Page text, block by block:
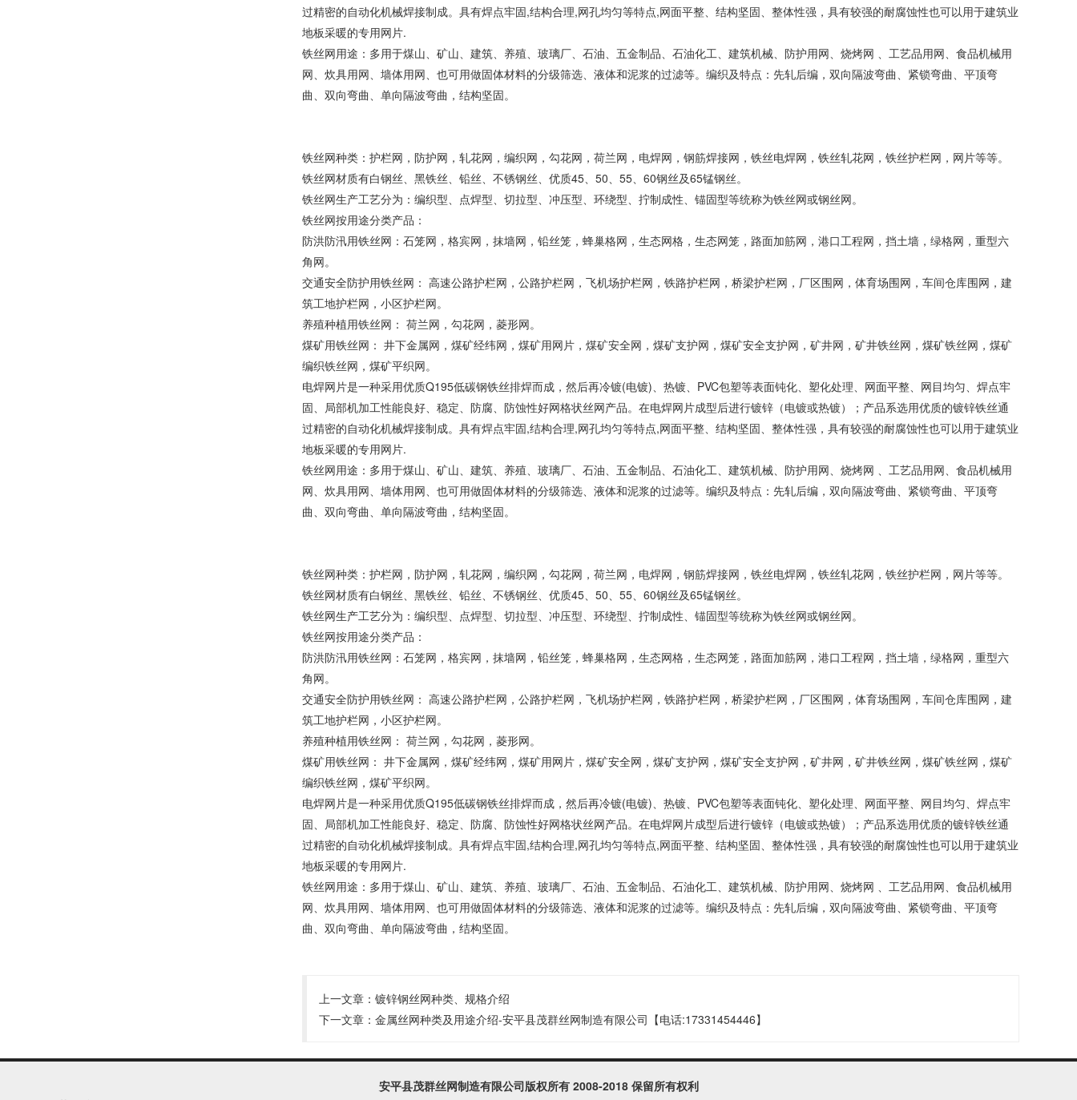
过精密的自动化机械焊接制成。具有焊点牢固,结构合理,网孔均匀等特点,网面平整、结构坚固、整体性强，具有较强的耐腐蚀性也可以用于建筑业
地板采暖的专用网片.
铁丝网用途：多用于煤山、矿山、建筑、养殖、玻璃厂、石油、五金制品、石油化工、建筑机械、防护用网、烧烤网 、工艺品用网、食品机械用
网、炊具用网、墙体用网、也可用做固体材料的分级筛选、液体和泥浆的过滤等。编织及特点：先轧后编，双向隔波弯曲、紧锁弯曲、平顶弯
曲、双向弯曲、单向隔波弯曲，结构坚固。
铁丝网种类：护栏网，防护网，轧花网，编织网，勾花网，荷兰网，电焊网，钢筋焊接网，铁丝电焊网，铁丝轧花网，铁丝护栏网，网片等等。
铁丝网材质有白钢丝、黑铁丝、铅丝、不锈钢丝、优质45、50、55、60钢丝及65锰钢丝。
铁丝网生产工艺分为：编织型、点焊型、切拉型、冲压型、环绕型、拧制成性、锚固型等统称为铁丝网或钢丝网。
铁丝网按用途分类产品：
防洪防汛用铁丝网：石笼网，格宾网，抹墙网，铅丝笼，蜂巢格网，生态网格，生态网笼，路面加筋网，港口工程网，挡土墙，绿格网，重型六
角网。
交通安全防护用铁丝网： 高速公路护栏网，公路护栏网，飞机场护栏网，铁路护栏网，桥梁护栏网，厂区围网，体育场围网，车间仓库围网，建
筑工地护栏网，小区护栏网。
养殖种植用铁丝网： 荷兰网，勾花网，菱形网。
煤矿用铁丝网： 井下金属网，煤矿经纬网，煤矿用网片，煤矿安全网，煤矿支护网，煤矿安全支护网，矿井网，矿井铁丝网，煤矿铁丝网，煤矿
编织铁丝网，煤矿平织网。
电焊网片是一种采用优质Q195低碳钢铁丝排焊而成，然后再冷镀(电镀)、热镀、PVC包塑等表面钝化、塑化处理、网面平整、网目均匀、焊点牢
固、局部机加工性能良好、稳定、防腐、防蚀性好网格状丝网产品。在电焊网片成型后进行镀锌（电镀或热镀）；产品系选用优质的镀锌铁丝通
过精密的自动化机械焊接制成。具有焊点牢固,结构合理,网孔均匀等特点,网面平整、结构坚固、整体性强，具有较强的耐腐蚀性也可以用于建筑业
地板采暖的专用网片.
铁丝网用途：多用于煤山、矿山、建筑、养殖、玻璃厂、石油、五金制品、石油化工、建筑机械、防护用网、烧烤网 、工艺品用网、食品机械用
网、炊具用网、墙体用网、也可用做固体材料的分级筛选、液体和泥浆的过滤等。编织及特点：先轧后编，双向隔波弯曲、紧锁弯曲、平顶弯
曲、双向弯曲、单向隔波弯曲，结构坚固。
铁丝网种类：护栏网，防护网，轧花网，编织网，勾花网，荷兰网，电焊网，钢筋焊接网，铁丝电焊网，铁丝轧花网，铁丝护栏网，网片等等。
铁丝网材质有白钢丝、黑铁丝、铅丝、不锈钢丝、优质45、50、55、60钢丝及65锰钢丝。
铁丝网生产工艺分为：编织型、点焊型、切拉型、冲压型、环绕型、拧制成性、锚固型等统称为铁丝网或钢丝网。
铁丝网按用途分类产品：
防洪防汛用铁丝网：石笼网，格宾网，抹墙网，铅丝笼，蜂巢格网，生态网格，生态网笼，路面加筋网，港口工程网，挡土墙，绿格网，重型六
角网。
交通安全防护用铁丝网： 高速公路护栏网，公路护栏网，飞机场护栏网，铁路护栏网，桥梁护栏网，厂区围网，体育场围网，车间仓库围网，建
筑工地护栏网，小区护栏网。
养殖种植用铁丝网： 荷兰网，勾花网，菱形网。
煤矿用铁丝网： 井下金属网，煤矿经纬网，煤矿用网片，煤矿安全网，煤矿支护网，煤矿安全支护网，矿井网，矿井铁丝网，煤矿铁丝网，煤矿
编织铁丝网，煤矿平织网。
电焊网片是一种采用优质Q195低碳钢铁丝排焊而成，然后再冷镀(电镀)、热镀、PVC包塑等表面钝化、塑化处理、网面平整、网目均匀、焊点牢
固、局部机加工性能良好、稳定、防腐、防蚀性好网格状丝网产品。在电焊网片成型后进行镀锌（电镀或热镀）；产品系选用优质的镀锌铁丝通
过精密的自动化机械焊接制成。具有焊点牢固,结构合理,网孔均匀等特点,网面平整、结构坚固、整体性强，具有较强的耐腐蚀性也可以用于建筑业
地板采暖的专用网片.
铁丝网用途：多用于煤山、矿山、建筑、养殖、玻璃厂、石油、五金制品、石油化工、建筑机械、防护用网、烧烤网 、工艺品用网、食品机械用
网、炊具用网、墙体用网、也可用做固体材料的分级筛选、液体和泥浆的过滤等。编织及特点：先轧后编，双向隔波弯曲、紧锁弯曲、平顶弯
曲、双向弯曲、单向隔波弯曲，结构坚固。
上一文章： 镀锌钢丝网种类、规格介绍
下一文章： 金属丝网种类及用途介绍-安平县茂群丝网制造有限公司【电话:17331454446】
安平县茂群丝网制造有限公司版权所有 2008-2018 保留所有权利